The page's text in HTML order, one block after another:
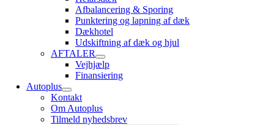
Afbalancering & Sporing
Punktering og lapning af dæk
Dækhotel
Udskiftning af dæk og hjul
AFTALER
Vejhjælp
Finansiering
Autoplus
Kontakt
Om Autoplus
Tilmeld nyhedsbrev